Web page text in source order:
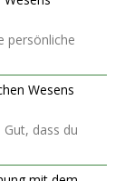
persönliche
Wesens
Gut, dass du